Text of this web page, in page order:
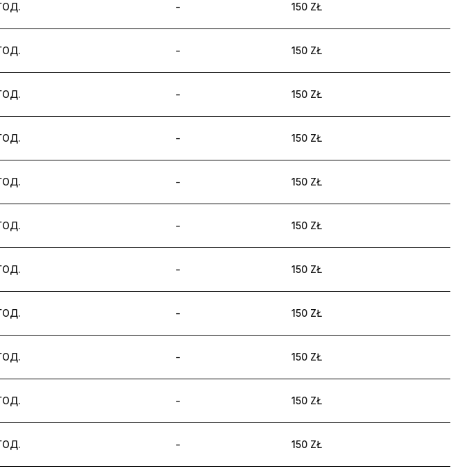
- 150 ZŁ
- 150 ZŁ
- 150 ZŁ
- 150 ZŁ
- 150 ZŁ
- 150 ZŁ
- 150 ZŁ
- 150 ZŁ
- 150 ZŁ
- 150 ZŁ
- 150 ZŁ